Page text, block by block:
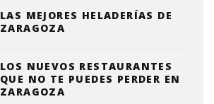
LAS MEJORES HELADERÍAS DE
ZARAGOZA
LOS NUEVOS RESTAURANTES
QUE NO TE PUEDES PERDER EN
ZARAGOZA